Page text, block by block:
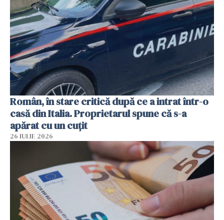
Român, în stare critică după ce a intrat într-o
casă din Italia. Proprietarul spune că s-a
apărat cu un cuțit
26 IULIE 2026